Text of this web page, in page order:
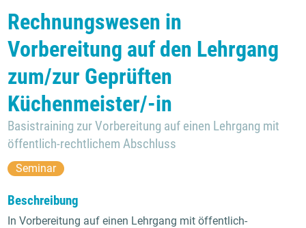
Rechnungswesen in
Vorbereitung auf den Lehrgang
zum/zur Geprüften
Küchenmeister/-in
Basistraining zur Vorbereitung auf einen Lehrgang mit
öffentlich-rechtlichem Abschluss
Seminar
Beschreibung
In Vorbereitung auf einen Lehrgang mit öffentlich-